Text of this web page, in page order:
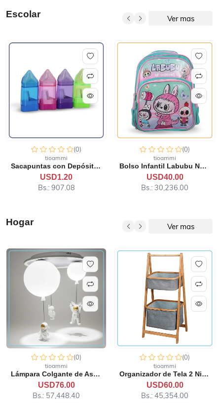
Escolar Ver mas
(0)
tioammi
Sacapuntas con Depósito y...
USD1.20
Bs.: 907.08
(0)
tioammi
Bolso Infantil Labubu ND-1...
USD40.00
Bs.: 30,236.00
Hogar Ver mas
(0)
tioammi
Lámpara Colgante de Astron...
USD76.00
Bs.: 57,448.40
(0)
tioammi
Organizador de Tela 2 Nive...
USD60.00
Bs.: 45,354.00